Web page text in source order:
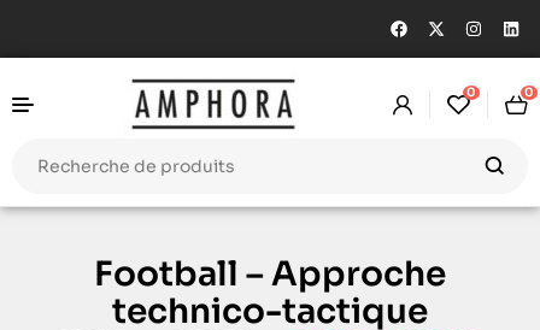
0 0
Football – Approche
technico-tactique